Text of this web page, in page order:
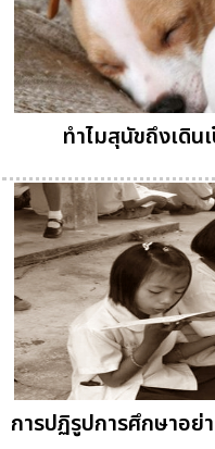
ทำไมสุนัขถึงเดิ
การปฏิรูปการศึกษาอย่